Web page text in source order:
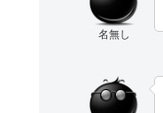
名無し